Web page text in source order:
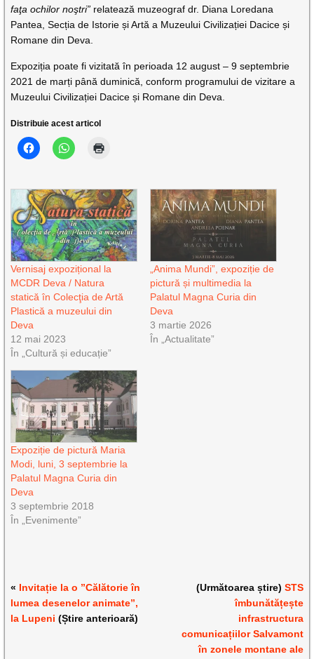
faţa ochilor noştri” relatează muzeograf dr. Diana Loredana
Pantea, Secția de Istorie și Artă a Muzeului Civilizației Dacice și
Romane din Deva.
Expoziția poate fi vizitată în perioada 12 august – 9 septembrie
2021 de marți până duminică, conform programului de vizitare a
Muzeului Civilizației Dacice și Romane din Deva.
Distribuie acest articol
Vernisaj expozițional la
MCDR Deva / Natura
statică în Colecţia de Artă
Plastică a muzeului din
Deva
12 mai 2023
În „Cultură și educație”
„Anima Mundi”, expoziție de
pictură și multimedia la
Palatul Magna Curia din
Deva
3 martie 2026
În „Actualitate”
Expoziție de pictură Maria
Modi, luni, 3 septembrie la
Palatul Magna Curia din
Deva
3 septembrie 2018
În „Evenimente”
« Invitație la o ”Călătorie în
lumea desenelor animate”,
la Lupeni (Știre anterioară)
(Următoarea știre) STS
îmbunătățește
infrastructura
comunicațiilor Salvamont
în zonele montane ale